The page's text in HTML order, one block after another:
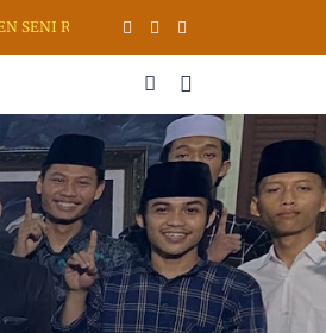
RUPA & KALIGRAFI AL QURAN (PSKQ